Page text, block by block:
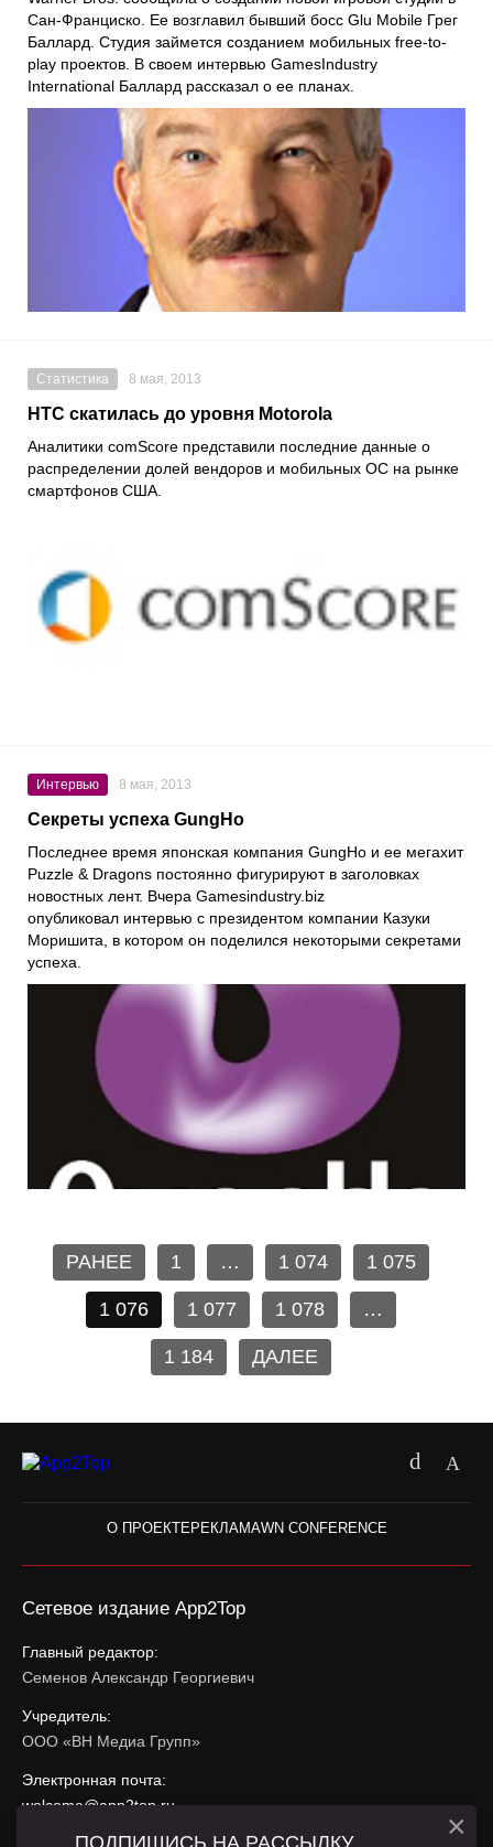
Сан-Франциско. Ее возглавил бывший босс Glu Mobile Грег
Баллард. Студия займется созданием мобильных free-to-
play проектов. В своем интервью GamesIndustry
International Баллард рассказал о ее планах.
Статистика 8 мая, 2013
HTC скатилась до уровня Motorola
Аналитики comScore представили последние данные о
распределении долей вендоров и мобильных ОС на рынке
смартфонов США.
Интервью 8 мая, 2013
Секреты успеха GungHo
Последнее время японская компания GungHo и ее мегахит
Puzzle & Dragons постоянно фигурируют в заголовках
новостных лент. Вчера Gamesindustry.biz
опубликовал интервью с президентом компании Казуки
Моришита, в котором он поделился некоторыми секретами
успеха.
РАНЕЕ 1 … 1 074 1 075
1 076 1 077 1 078 …
1 184 ДАЛЕЕ
О ПРОЕКТЕРЕКЛАМАWN CONFERENCE
Сетевое издание App2Top
Главный редактор:
Семенов Александр Георгиевич
Учредитель:
ООО «ВН Медиа Групп»
Электронная почта:
welcome@app2top.ru
ПОДПИШИСЬ НА РАССЫЛКУ ×